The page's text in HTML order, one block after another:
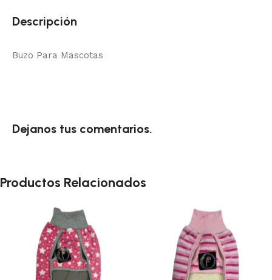
Descripción
Buzo Para Mascotas
Dejanos tus comentarios.
Productos Relacionados